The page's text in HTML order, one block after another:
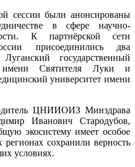
сессии были анонсированы
в сфере научно-
К партнёрской сети
присоединились два
государственный
имени Святителя Луки и
университет имени
ЦНИИОИЗ Минздрава
Иванович Стародубов,
экосистему имеет особое
сохранили верность
условиях.